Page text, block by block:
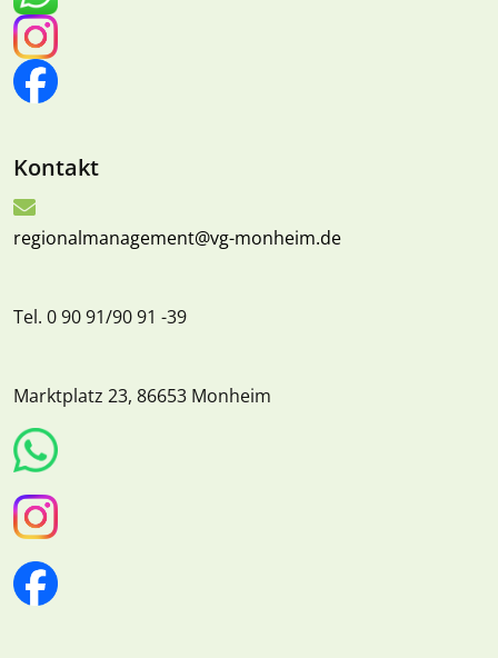
Kontakt
regionalmanagement@vg-monheim.de
Tel. 0 90 91/90 91 -39
Marktplatz 23, 86653 Monheim